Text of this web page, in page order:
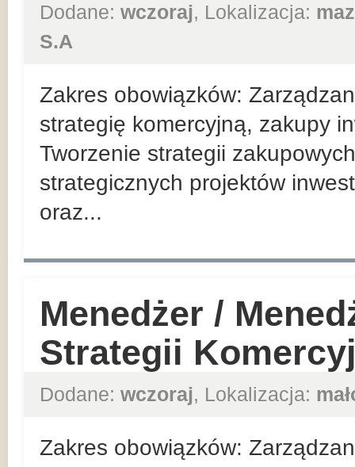
Dodane: wczoraj, Lokalizacja:
S.A
Zakres obowiązków:
strategię komercyjną, zakupy
Tworzenie strategii
strategicznych projektów
oraz...
Menedżer /
Strategii
Dodane: wczoraj, Lokalizacja:
Zakres obowiązków: